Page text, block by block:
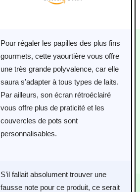
Pour régaler les papilles des plus fins
gourmets, cette yaourtière vous offre
une très grande polyvalence, car elle
saura s’adapter à tous types de laits.
Par ailleurs, son écran rétroéclairé
vous offre plus de praticité et les
couvercles de pots sont
personnalisables.
S’il fallait absolument trouver une
fausse note pour ce produit, ce serait